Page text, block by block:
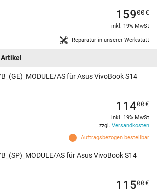
Reparatur in unserer Werkstatt
15900€
inkl. 19% MwSt
AS für Asus VivoBook S14
Auftragsbezogen bestellbar
11400€
inkl. 19% MwSt
zzgl. Versandkosten
AS für Asus VivoBook S14
11500€